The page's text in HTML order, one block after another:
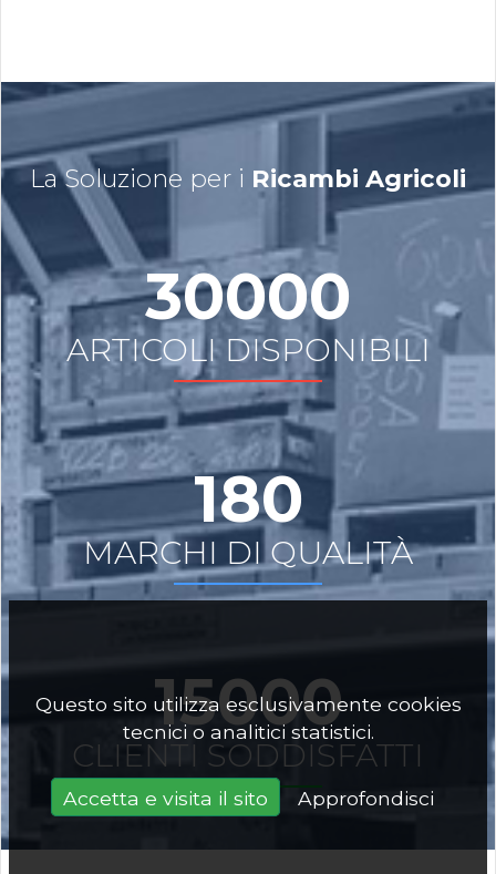
Questo sito utilizza esclusivamente cookies
tecnici o analitici statistici.
Accetta e visita il sito Approfondisci
La Soluzione per i Ricambi Agricoli
30000
ARTICOLI DISPONIBILI
180
MARCHI DI QUALITÀ
15000
CLIENTI SODDISFATTI